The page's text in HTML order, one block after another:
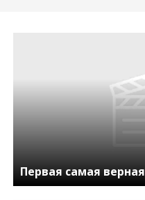
Первая самая верная